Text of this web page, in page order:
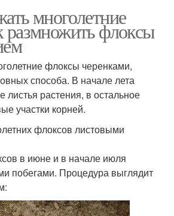
многолетние
флоксы
флоксы черенками,
способа. В начале лета
растения, в остальное
участки корней.
флоксов листовыми
в июне и в начале июля
побегами. Процедура выглядит